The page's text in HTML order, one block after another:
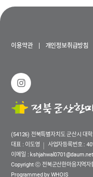
이용약관 개인정보취급방침
(54126) 전북특별자치도 군산시 대
대표 : 이도영
사업자등록번호 :
이메일 : kshjahwal0701@daum.net
Copyright ⓒ 전북군산한마음지역
Programmed by WHOIS